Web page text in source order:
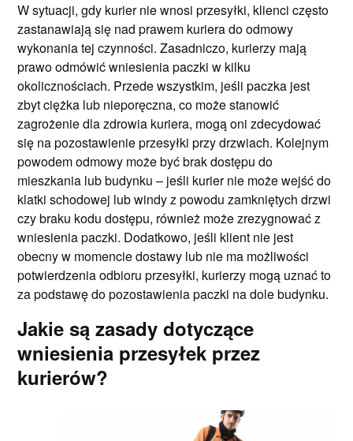
W sytuacji, gdy kurier nie wnosi przesyłki, klienci często
zastanawiają się nad prawem kuriera do odmowy
wykonania tej czynności. Zasadniczo, kurierzy mają
prawo odmówić wniesienia paczki w kilku
okolicznościach. Przede wszystkim, jeśli paczka jest
zbyt ciężka lub nieporęczna, co może stanowić
zagrożenie dla zdrowia kuriera, mogą oni zdecydować
się na pozostawienie przesyłki przy drzwiach. Kolejnym
powodem odmowy może być brak dostępu do
mieszkania lub budynku – jeśli kurier nie może wejść do
klatki schodowej lub windy z powodu zamkniętych drzwi
czy braku kodu dostępu, również może zrezygnować z
wniesienia paczki. Dodatkowo, jeśli klient nie jest
obecny w momencie dostawy lub nie ma możliwości
potwierdzenia odbioru przesyłki, kurierzy mogą uznać to
za podstawę do pozostawienia paczki na dole budynku.
Jakie są zasady dotyczące
wniesienia przesyłek przez
kurierów?